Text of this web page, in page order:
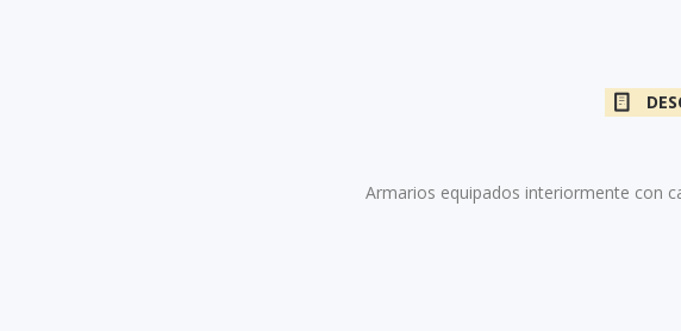
Armarios equipados interiormente con